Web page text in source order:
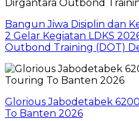
Bangun Jiwa Disiplin dan
2 Gelar Kegiatan LDKS
Outbond Training (DOT)
Glorious Jabodetabek
To Banten 2026